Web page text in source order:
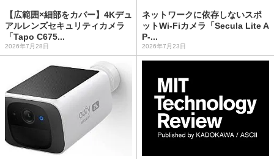
【広範囲×細部をカバー】4Kデュ
アルレンズセキュリティカメラ
「Tapo C675...
2026年7月28日
ネットワークに依存しないスポ
ットWi-Fiカメラ「Secula Lite A
P-...
2026年7月23日